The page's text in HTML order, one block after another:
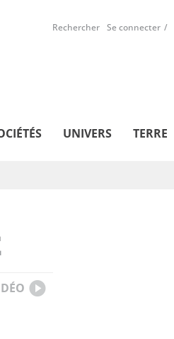
Rechercher Se connecter
UNIVERS TERRE